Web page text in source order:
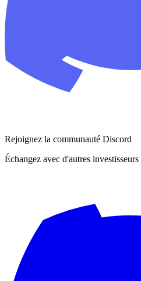
Rejoignez la communauté Discord
Échangez avec d'autres